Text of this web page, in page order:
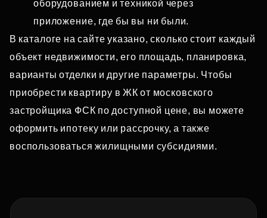
оборудованием и техникой через
приложение, где бы вы ни были.
В каталоге на сайте указано, сколько стоит каждый
объект недвижимости, его площадь, планировка,
варианты отделки и другие параметры. Чтобы
приобрести квартиру в ЖК от московского
застройщика ФСК по доступной цене, вы можете
оформить ипотеку или рассрочку, а также
воспользоваться жилищными субсидиями.